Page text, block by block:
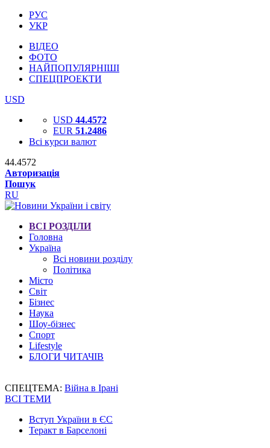
РУС
УКР
ВІДЕО
ФОТО
НАЙПОПУЛЯРНІШІ
СПЕЦПРОЕКТИ
USD
USD 44.4572
EUR 51.2486
Всі курси валют
44.4572
Авторизація
Пошук
RU
ВСІ РОЗДІЛИ
Головна
Україна
Всі новини розділу
Політика
Місто
Світ
Бізнес
Наука
Шоу-бізнес
Спорт
Lifestyle
БЛОГИ ЧИТАЧІВ
СПЕЦТЕМА: Війна в Ірані
ВСІ ТЕМИ
Вступ України в ЄС
Теракт в Барселоні